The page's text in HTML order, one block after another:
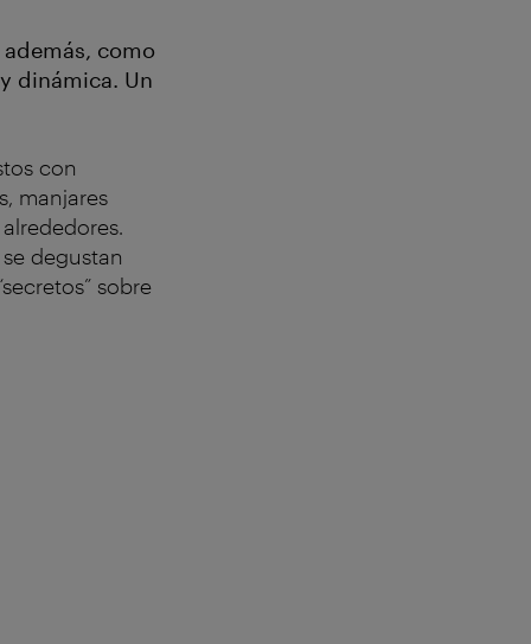
como
dinámica. Un
con
manjares
degustan
sobre